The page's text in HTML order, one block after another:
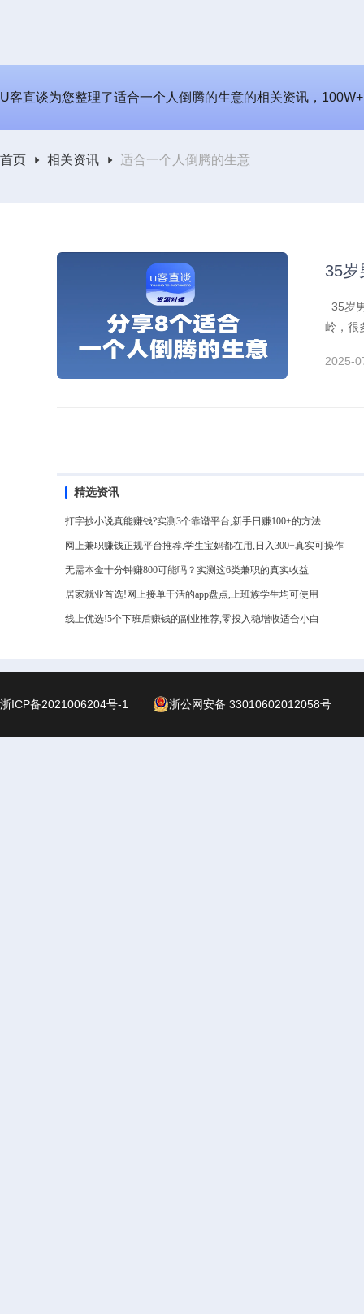
U客直谈为您整理了适合一个人倒腾的生意的相关资讯，
首页 相关资讯 适合一个人倒腾的生意
35岁
35岁
岭，很
意，快
2025-
精选资讯
打字抄小说真能赚钱?实测3个靠谱平台,新手日赚100+的方法
网上兼职赚钱正规平台推荐,学生宝妈都在用,日入300+真实可操作
无需本金十分钟赚800可能吗？实测这6类兼职的真实收益
居家就业首选!网上接单干活的app盘点,上班族学生均可使用
线上优选!5个下班后赚钱的副业推荐,零投入稳增收适合小白
浙ICP备2021006204号-1 浙公网安备 33010602012058号